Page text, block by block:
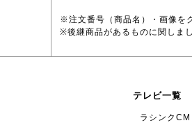
※注文番号（商品名）・画像を
※後継商品があるものに関しま
テレビ一覧
ラシンク